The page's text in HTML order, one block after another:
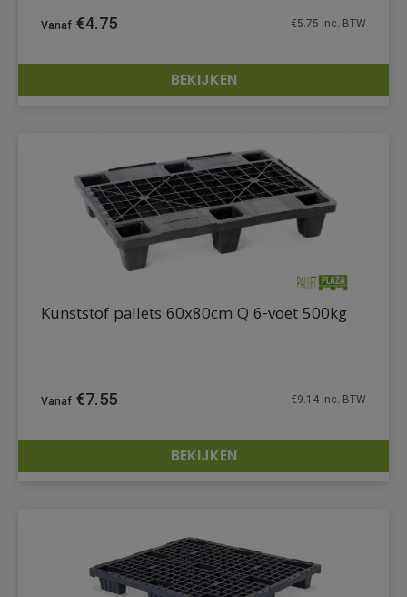
DETAILS
€4.75 €5.75 inc. BTW
BEKIJKEN
DETAILS
Kunststof pallets 60x80cm Q 6-voet 500kg
€7.55 €9.14 inc. BTW
BEKIJKEN